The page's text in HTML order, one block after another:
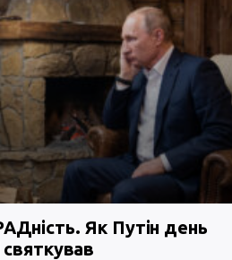
Як Путін день